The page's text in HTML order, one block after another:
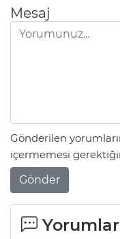
Mesaj
Gönderilen
içermemesi
Gönder